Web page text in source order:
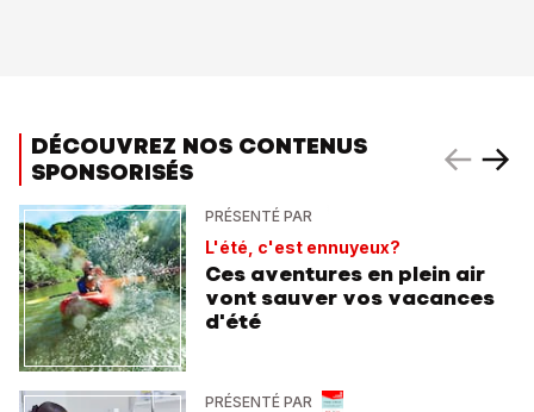
DÉCOUVREZ NOS CONTENUS
SPONSORISÉS
PRÉSENTÉ PAR
L'été, c'est ennuyeux?
Ces aventures en plein air
vont sauver vos vacances
d'été
PRÉSENTÉ PAR